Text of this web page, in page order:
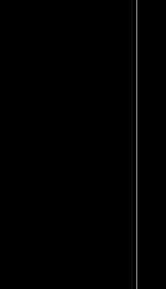
À SAINT-